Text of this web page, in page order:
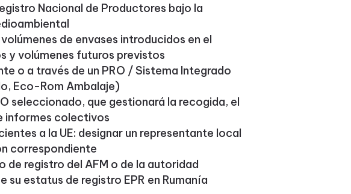
Nacional de Productores bajo la
de envases introducidos en el
y volúmenes futuros previstos
o a través de un PRO / Sistema Integrado
Eco-Rom Ambalaje)
seleccionado, que gestionará la recogida, el
informes colectivos
a la UE: designar un representante local
correspondiente
de registro del AFM o de la autoridad
estatus de registro EPR en Rumanía